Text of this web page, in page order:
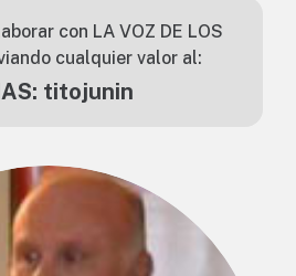
con LA VOZ DE LOS
cualquier valor al:
titojunin